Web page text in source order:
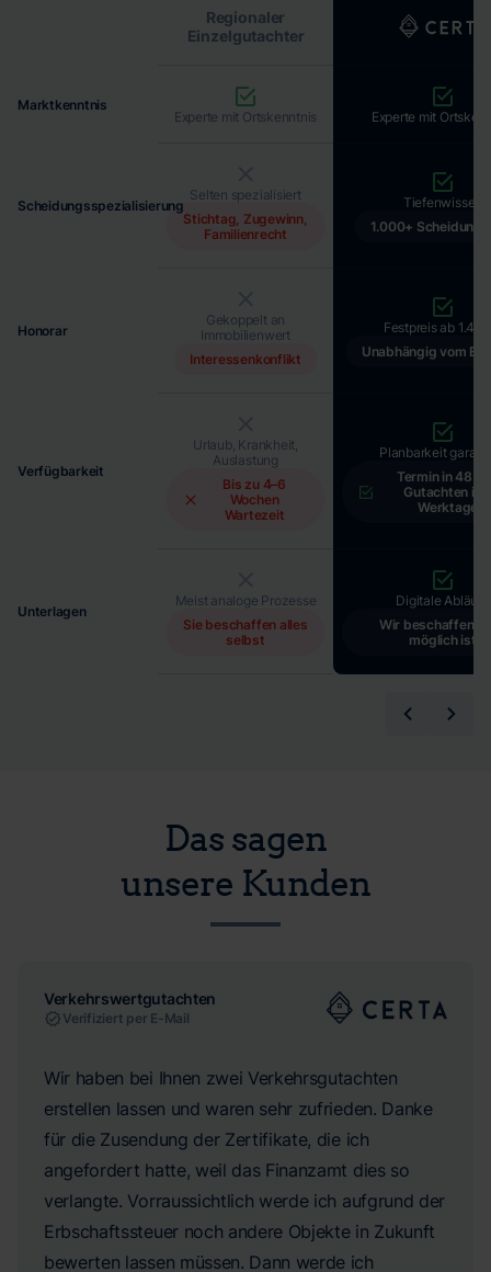
Regionaler
Einzelgutachter
Marktkenntnis
Experte mit Ortskenntnis Experte mit
Scheidungsspezialisierung
Selten spezialisiert
Stichtag, Zugewinn,
Familienrecht
Tiefenwissen
1.000+
Honorar
Gekoppelt an
Immobilienwert
Interessenkonflikt
Festpreis ab
Unabhängig vom
Verfügbarkeit
Urlaub, Krankheit,
Auslastung
Bis zu 4–6
Wochen
Wartezeit
Planbarkeit
Termin in 48
Gutachten in
Werktagen
Unterlagen
Meist analoge Prozesse
Sie beschaffen alles
selbst
Digitale Abläufe
Wir beschaffen,
möglich ist
Das sagen
unsere Kunden
Verkehrswertgutachten
Verifiziert per E-Mail
Wir haben bei Ihnen zwei Verkehrsgutachten
erstellen lassen und waren sehr zufrieden. Danke
für die Zusendung der Zertifikate, die ich
angefordert hatte, weil das Finanzamt dies so
verlangte. Vorraussichtlich werde ich aufgrund der
Erbschaftssteuer noch andere Objekte in Zukunft
bewerten lassen müssen. Dann werde ich